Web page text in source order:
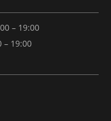
– 19:00
– 19:00